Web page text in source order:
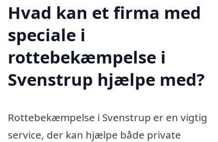
Hvad kan et firma med
speciale i
rottebekæmpelse i
Svenstrup hjælpe med?
Rottebekæmpelse i Svenstrup er en vigtig
service, der kan hjælpe både private